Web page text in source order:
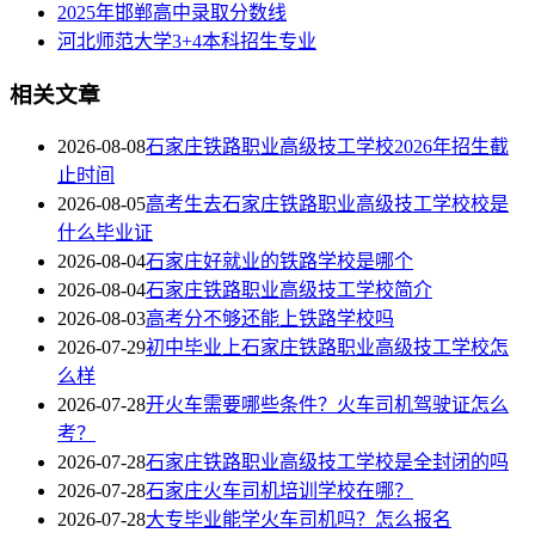
2025年邯郸高中录取分数线
河北师范大学3+4本科招生专业
相关文章
2026-08-08石家庄铁路职业高级技工学校2026年招生截
止时间
2026-08-05高考生去石家庄铁路职业高级技工学校校是
什么毕业证
2026-08-04石家庄好就业的铁路学校是哪个
2026-08-04石家庄铁路职业高级技工学校简介
2026-08-03高考分不够还能上铁路学校吗
2026-07-29初中毕业上石家庄铁路职业高级技工学校怎
么样
2026-07-28开火车需要哪些条件？火车司机驾驶证怎么
考？
2026-07-28石家庄铁路职业高级技工学校是全封闭的吗
2026-07-28石家庄火车司机培训学校在哪？
2026-07-28大专毕业能学火车司机吗？怎么报名